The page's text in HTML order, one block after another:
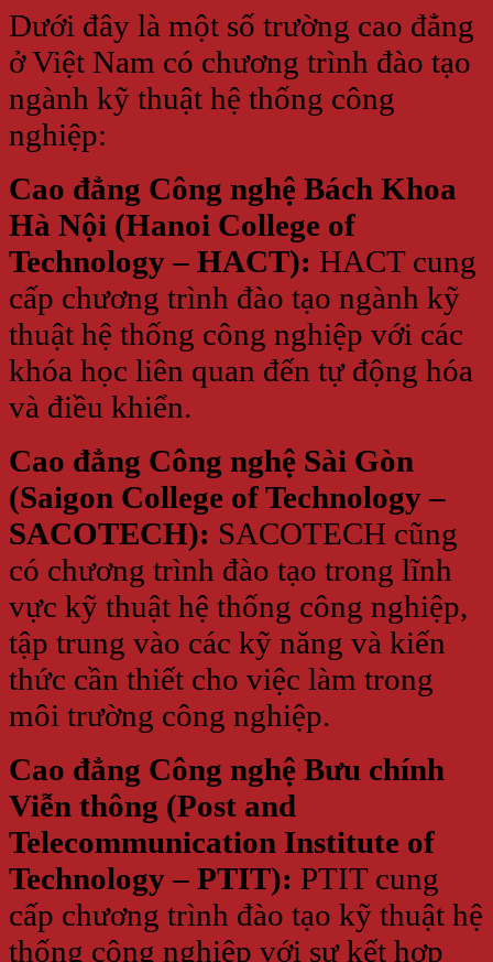
Dưới đây là một số trường cao đẳng
ở Việt Nam có chương trình đào tạo
ngành kỹ thuật hệ thống công
nghiệp:
Cao đẳng Công nghệ Bách Khoa
Hà Nội (Hanoi College of
Technology – HACT): HACT cung
cấp chương trình đào tạo ngành kỹ
thuật hệ thống công nghiệp với các
khóa học liên quan đến tự động hóa
và điều khiển.
Cao đẳng Công nghệ Sài Gòn
(Saigon College of Technology –
SACOTECH): SACOTECH cũng
có chương trình đào tạo trong lĩnh
vực kỹ thuật hệ thống công nghiệp,
tập trung vào các kỹ năng và kiến
thức cần thiết cho việc làm trong
môi trường công nghiệp.
Cao đẳng Công nghệ Bưu chính
Viễn thông (Post and
Telecommunication Institute of
Technology – PTIT): PTIT cung
cấp chương trình đào tạo kỹ thuật hệ
thống công nghiệp với sự kết hợp